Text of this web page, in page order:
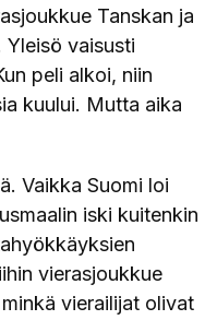
Tanskan ja
vaisusti
peli alkoi, niin
kuului. Mutta aika
Vaikka Suomi loi
iski kuitenkin
vierasjoukkue
vierailijat olivat